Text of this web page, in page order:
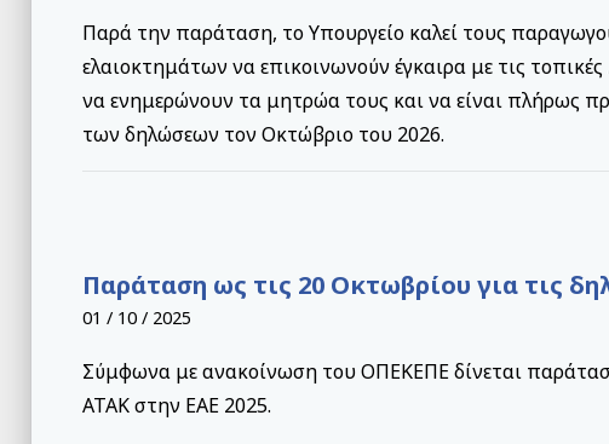
Παρά την παράταση, το Υπουργείο καλεί τους
ελαιοκτημάτων να επικοινωνούν έγκαιρα με τις
να ενημερώνουν τα μητρώα τους και να είναι πλήρως
των δηλώσεων τον Οκτώβριο του 2026.
Παράταση ως τις 20 Οκτωβρίου για τις
01 / 10 / 2025
Σύμφωνα με ανακοίνωση του ΟΠΕΚΕΠΕ δίνεται
ΑΤΑΚ στην ΕΑΕ 2025.